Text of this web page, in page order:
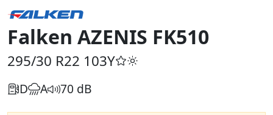
Falken AZENIS FK510
295/30 R22 103Y
D A 70 dB